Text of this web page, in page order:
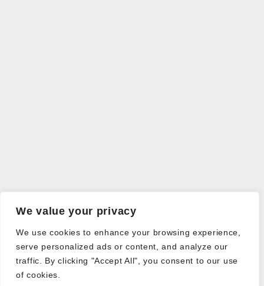
We value your privacy
We use cookies to enhance your browsing experience,
serve personalized ads or content, and analyze our
traffic. By clicking "Accept All", you consent to our use
of cookies.